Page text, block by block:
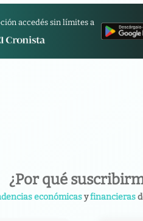
accedés sin límites a
¿Por qué
económicasyfinancieras